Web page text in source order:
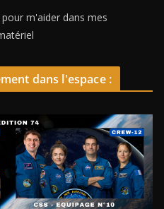
m'aider dans mes
dans l'espace :